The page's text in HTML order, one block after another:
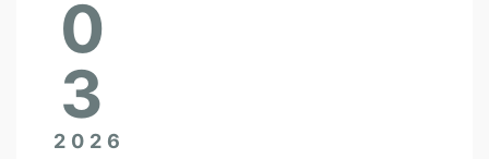
0
3
2026